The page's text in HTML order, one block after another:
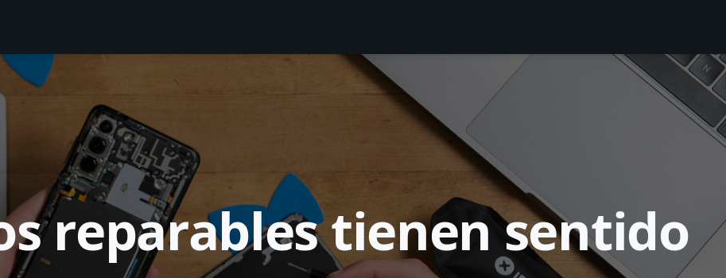
reparables tienen sentido